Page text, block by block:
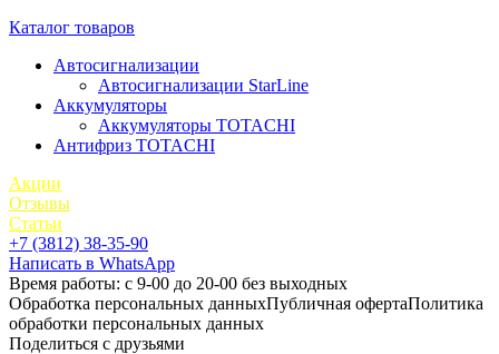
Каталог товаров
Автосигнализации
Автосигнализации StarLine
Аккумуляторы
Аккумуляторы TOTACHI
Антифриз TOTACHI
Акции
Отзывы
Статьи
+7 (3812) 38-35-90
Написать в WhatsApp
Время работы: с 9-00 до 20-00 без выходных
Обработка персональных данныхПубличная офертаПолитика
обработки персональных данных
Поделиться с друзьями